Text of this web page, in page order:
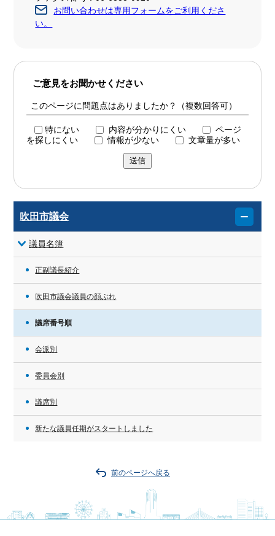
お問い合わせは専用フォームをご利用くださ
い。
ご意見をお聞かせください
このページに問題点はありましたか？（複数回答可）
特にない 内容が分かりにくい
ページ
を探しにくい
情報が少ない 文章量が多い
送信
吹田市議会
議員名簿
正副議長紹介
吹田市議会議員の顔ぶれ
議席番号順
会派別
委員会別
議席別
新たな議員任期がスタートしました
前のページへ戻る